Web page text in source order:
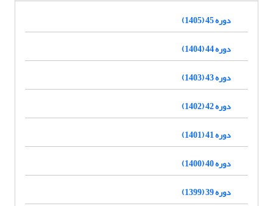
دوره 45 (1405)
دوره 44 (1404)
دوره 43 (1403)
دوره 42 (1402)
دوره 41 (1401)
دوره 40 (1400)
دوره 39 (1399)